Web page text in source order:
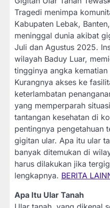
Tragedi menimpa
Kabupaten Lebak,
meninggal dunia akibat
Juli dan Agustus 2025.
wilayah Baduy Luar,
tingginya angka
Kurangnya akses ke
keterlambatan
yang memperparah
tantangan kesehatan di
pentingnya pengetahuan
gigitan ular. Apa itu ular
banyak ditemukan di
harus dilakukan jika
lengkapnya. BERITA
Apa Itu Ular Tanah